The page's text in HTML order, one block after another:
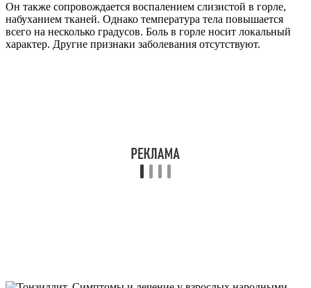
Он также сопровождается воспалением слизистой в горле,
набуханием тканей. Однако температура тела повышается
всего на несколько градусов. Боль в горле носит локальный
характер. Другие признаки заболевания отсутствуют.